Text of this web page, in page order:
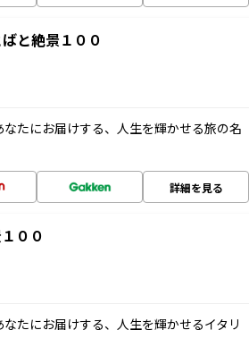
と絶景１００
たにお届けする、人生を輝かせる旅の名
詳細を見る
００
たにお届けする、人生を輝かせるイタリ